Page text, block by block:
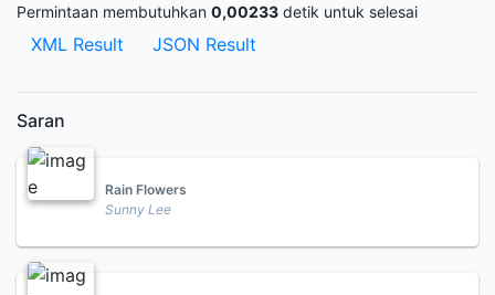
Permintaan membutuhkan 0,00233 detik untuk selesai
XML Result JSON Result
Saran
Rain Flowers
Sunny Lee